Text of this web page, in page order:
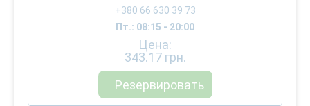
+380 66 630 39 73
Пт.: 08:15 - 20:00
Цена:
343.17 грн.
Резервировать